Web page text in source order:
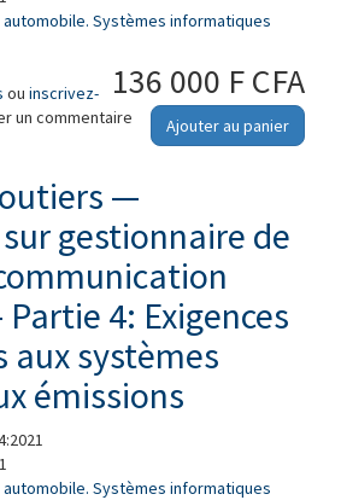
Systèmes informatiques
136 000 F CFA
Ajouter au panier
propos de Véhicules routiers — Ingénierie de
ou inscrivez-
un commentaire
—
gestionnaire de
4: Exigences
aux systèmes
émissions
Systèmes informatiques